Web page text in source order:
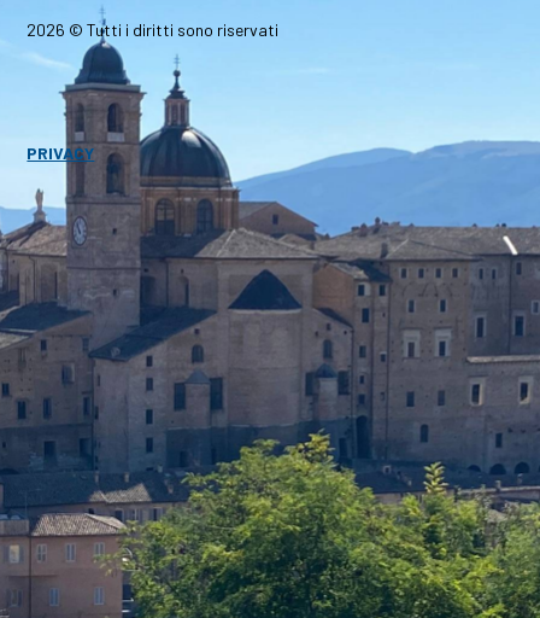
2026 © Tutti i diritti sono riservati
PRIVACY